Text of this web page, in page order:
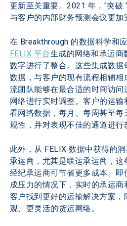
更新至关重要。2021 年，"突破
与客户的内部财务预测会议更加
在 Breakthrough 的数据科学和
FELIX 平台生成的网络和承运商
数字进行了整合。这些集成数
数据，与客户的现有流程相辅相
流团队能够在最合适的时间访
网络进行实时调整。客户的运
看网络数据，每月、每周甚至每
规性，并对表现不佳的通道进行
此外，从 FELIX 数据中获得的
承运商，尤其是联运承运商，
经纪承运商可节省更多成本。即
成压力的情况下，实时的承运
客户找到更好的运输解决方案，
观、更灵活的货运网络。